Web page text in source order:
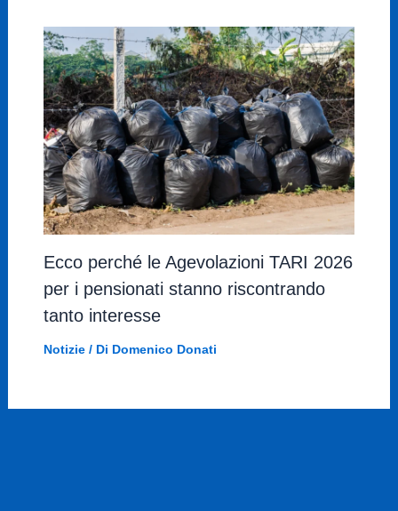
Ecco perché le Agevolazioni TARI 2026
per i pensionati stanno riscontrando
tanto interesse
Notizie/ Di Domenico Donati